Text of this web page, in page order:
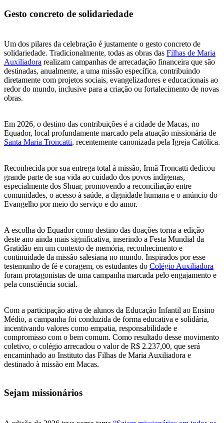
Gesto concreto de solidariedade
Um dos pilares da celebração é justamente o gesto concreto de
solidariedade. Tradicionalmente, todas as obras das Filhas de Maria
Auxiliadora realizam campanhas de arrecadação financeira que são
destinadas, anualmente, a uma missão específica, contribuindo
diretamente com projetos sociais, evangelizadores e educacionais ao
redor do mundo, inclusive para a criação ou fortalecimento de novas
obras.
Em 2026, o destino das contribuições é a cidade de Macas, no
Equador, local profundamente marcado pela atuação missionária de
Santa Maria Troncatti, recentemente canonizada pela Igreja Católica.
Reconhecida por sua entrega total à missão, Irmã Troncatti dedicou
grande parte de sua vida ao cuidado dos povos indígenas,
especialmente dos Shuar, promovendo a reconciliação entre
comunidades, o acesso à saúde, a dignidade humana e o anúncio do
Evangelho por meio do serviço e do amor.
A escolha do Equador como destino das doações torna a edição
deste ano ainda mais significativa, inserindo a Festa Mundial da
Gratidão em um contexto de memória, reconhecimento e
continuidade da missão salesiana no mundo. Inspirados por esse
testemunho de fé e coragem, os estudantes do Colégio Auxiliadora
foram protagonistas de uma campanha marcada pelo engajamento e
pela consciência social.
Com a participação ativa de alunos da Educação Infantil ao Ensino
Médio, a campanha foi conduzida de forma educativa e solidária,
incentivando valores como empatia, responsabilidade e
compromisso com o bem comum. Como resultado desse movimento
coletivo, o colégio arrecadou o valor de R$ 2.237,00, que será
encaminhado ao Instituto das Filhas de Maria Auxiliadora e
destinado à missão em Macas.
Sejam missionários